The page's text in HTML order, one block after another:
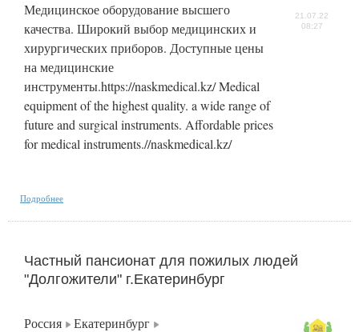
Медицинское оборудование высшего
качества. Широкий выбор медицинских и
хирургических приборов. Доступные цены
на медицинские
инструменты.https://naskmedical.kz/ Medical
equipment of the highest quality. a wide range of
future and surgical instruments. Affordable prices
for medical instruments.//naskmedical.kz/
21.07.22
08:27
Подробнее
Частный пансионат для пожилых людей
"Долгожители" г.Екатеринбург
Россия Екатеринбург